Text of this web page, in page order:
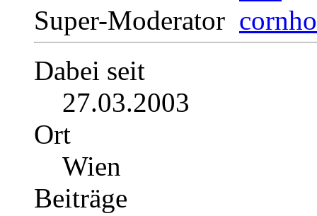
Super-Moderator
Dabei seit
27.03.2003
Ort
Wien
Beiträge